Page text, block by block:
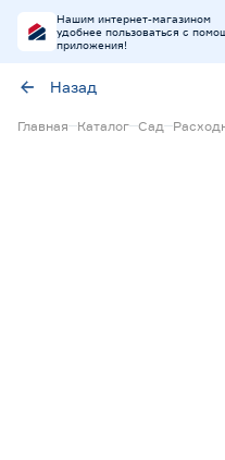
Нашим интернет-магазином
удобнее пользоваться с
приложения!
Назад
Главная Каталог Сад